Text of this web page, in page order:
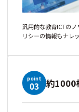
汎用的な教育ICTの
リシーの情報もナレ
point
03 約1000